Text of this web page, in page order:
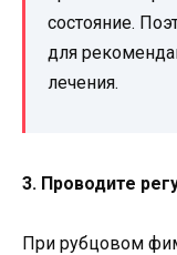
состояние.
для
лечения.
3. Проводите
При рубцовом